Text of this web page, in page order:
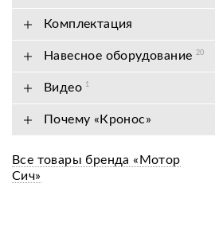
Комплектация
Навесное оборудование 20
Видео 1
Почему «Кронос»
Все товары бренда «Мотор
Сич»